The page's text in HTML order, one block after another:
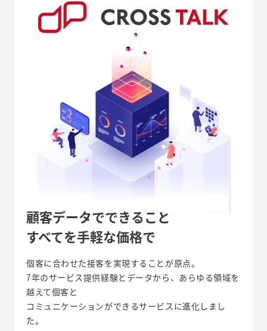
顧客データでできること
すべてを手軽な価格で
個客に合わせた接客を実現することが原点。
7年のサービス提供経験とデータから、あらゆる領域を
越えて個客と
コミュニケーションができるサービスに進化しまし
た。